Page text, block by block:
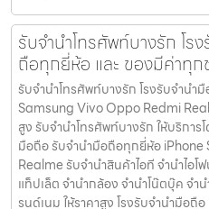
รับจำนำโทรศัพท์บางรัก โร
ถือทุกยี่ห้อ และ ของมีค่าทุก
รับจำนำโทรศัพท์บางรัก โรงรับจำน
Samsung Vivo Oppo Redmi
สูง รับจำนำโทรศัพท์บางรัก ให้บริกา
มือถือ รับจำนำมือถือทุกยี่ห้อ
Realme รับจำนำสินค้าไอที จำนำไอโ
แท็ปเล็ต จำนำกล้อง จำนำโน๊ตบุ๊ค จำ
รนด์เนม ให้ราคาสูง โรงรับจำนำมือ